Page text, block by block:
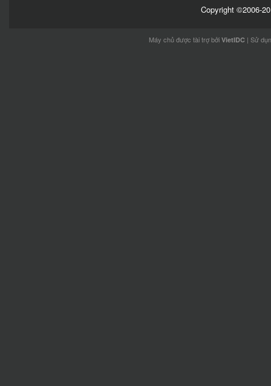
Copyright ©2006-
Máy chủ được tài trợ bởi VietIDC | Sử